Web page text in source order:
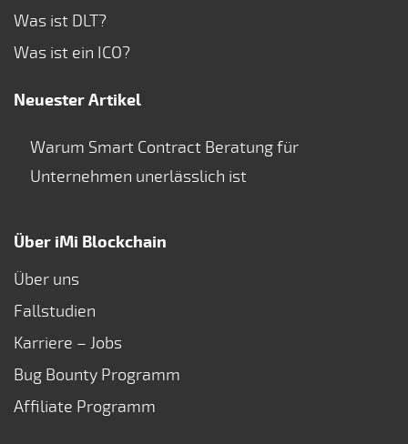
Was ist DLT?
Was ist ein ICO?
Neuester Artikel
Warum Smart Contract Beratung für
Unternehmen unerlässlich ist
Über iMi Blockchain
Über uns
Fallstudien
Karriere – Jobs
Bug Bounty Programm
Affiliate Programm